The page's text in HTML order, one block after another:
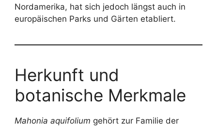
Nordamerika, hat sich jedoch längst auch in
europäischen Parks und Gärten etabliert.
Herkunft und
botanische Merkmale
Mahonia aquifolium gehört zur Familie der